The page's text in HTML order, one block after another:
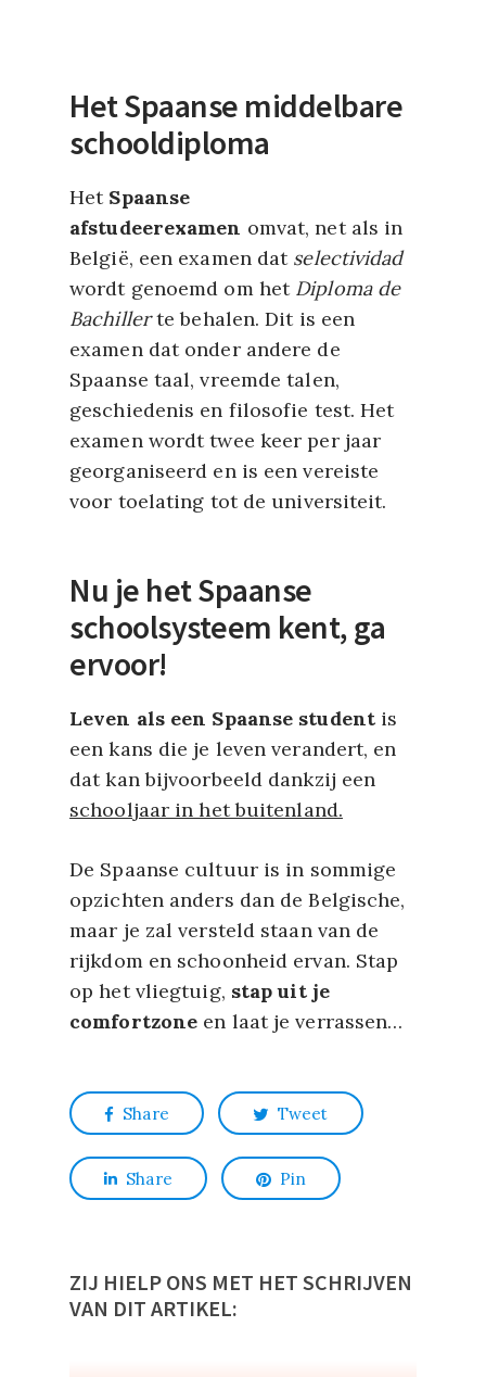
Het Spaanse middelbare
schooldiploma
Het Spaanse
afstudeerexamen omvat, net als in
België, een examen dat selectividad
wordt genoemd om het Diploma de
Bachillerte behalen. Dit is een
examen dat onder andere de
Spaanse taal, vreemde talen,
geschiedenis en filosofie test. Het
examen wordt twee keer per jaar
georganiseerd en is een vereiste
voor toelating tot de universiteit.
Nu je het Spaanse
schoolsysteem kent, ga
ervoor!
Leven als een Spaanse studentis
een kans die je leven verandert, en
dat kan bijvoorbeeld dankzij een
schooljaar in het buitenland.
De Spaanse cultuur is in sommige
opzichten anders dan de Belgische,
maar je zal versteld staan van de
rijkdom en schoonheid ervan. Stap
op het vliegtuig, stap uit je
comfortzone en laat je verrassen…
Share Tweet
Share Pin
ZIJ HIELP ONS MET HET SCHRIJVEN
VAN DIT ARTIKEL: